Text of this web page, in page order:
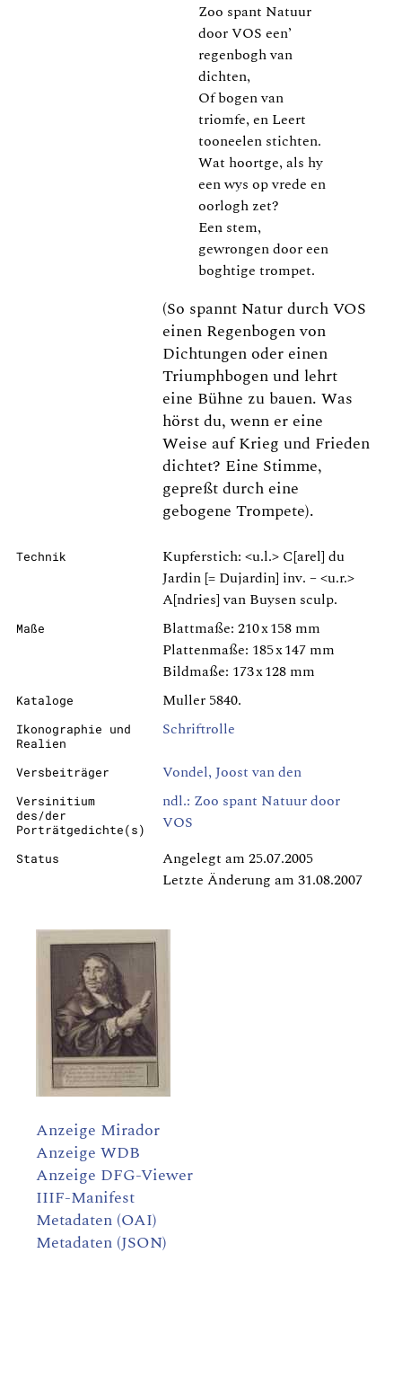
Zoo spant Natuur
door VOS een’
regenbogh van
dichten,
Of bogen van
triomfe, en Leert
tooneelen stichten.
Wat hoortge, als hy
een wys op vrede en
oorlogh zet?
Een stem,
gewrongen door een
boghtige trompet.
(So spannt Natur durch VOS
einen Regenbogen von
Dichtungen oder einen
Triumphbogen und lehrt
eine Bühne zu bauen. Was
hörst du, wenn er eine
Weise auf Krieg und Frieden
dichtet? Eine Stimme,
gepreßt durch eine
gebogene Trompete).
Technik
Kupferstich: <u.l.> C[arel] du
Jardin [= Dujardin] inv. – <u.r.>
A[ndries] van Buysen sculp.
Maße
Blattmaße: 210 x 158 mm
Plattenmaße: 185 x 147 mm
Bildmaße: 173 x 128 mm
Kataloge Muller 5840.
Ikonographie und
Realien
Schriftrolle
Versbeiträger Vondel, Joost van den
Versinitium
des/der
Porträtgedichte(s)
ndl.: Zoo spant Natuur door
VOS
Status
Angelegt am 25.07.2005
Letzte Änderung am 31.08.2007
Anzeige Mirador
Anzeige WDB
Anzeige DFG-Viewer
IIIF-Manifest
Metadaten (OAI)
Metadaten (JSON)